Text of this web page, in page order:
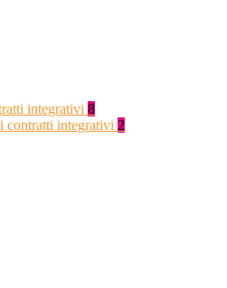
integrativi 8
contratti integrativi 2